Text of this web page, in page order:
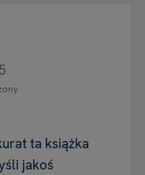
ta książka
jakoś